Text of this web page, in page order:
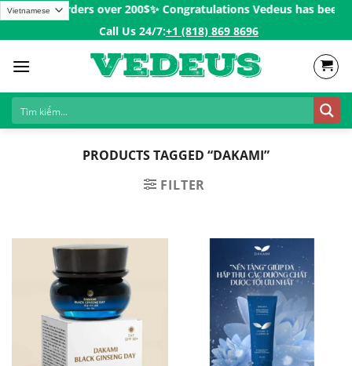
Skipfor Orders over 200$ㅤ✨ Congratulations Vedeus has been
Call Us 24/7:ㅤ+1 (818) 869 8696
PRODUCTS TAGGED “DAKAMI”
FILTER